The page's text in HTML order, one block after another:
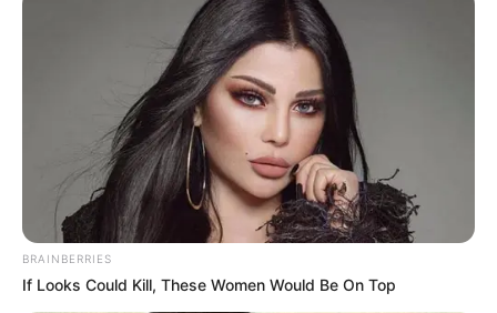
BRAINBERRIES
If Looks Could Kill, These Women Would Be On Top